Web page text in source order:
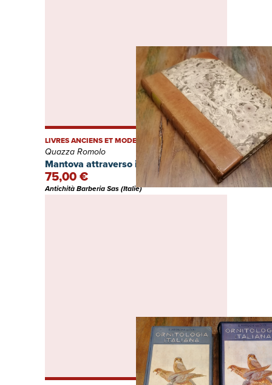
Mantova attraverso i secoli.
LIVRES ANCIENS ET MODERNES
Quazza Romolo
75,00 €
Antichità Barberia Sas (Italie)